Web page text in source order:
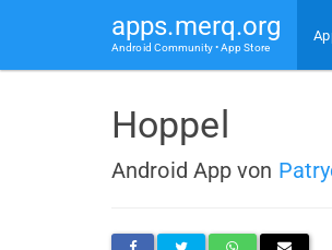
apps.merq.org
Android Community • App Store
Hoppel
Android App von